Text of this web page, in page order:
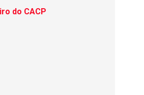
do CACP